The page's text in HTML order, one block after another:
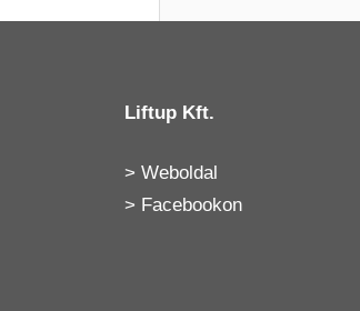
Liftup Kft.
>Weboldal
> Facebookon